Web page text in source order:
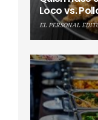
Loco vs.
EL PERSONAL